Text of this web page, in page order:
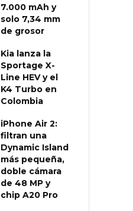
7.000 mAh y
solo 7,34 mm
de grosor
Kia lanza la
Sportage X-
Line HEV y el
K4 Turbo en
Colombia
iPhone Air 2:
filtran una
Dynamic Island
más pequeña,
doble cámara
de 48 MP y
chip A20 Pro